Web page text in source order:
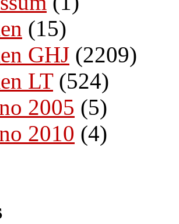
(15)
GHJ (2209)
LT(524)
2005 (5)
2010 (4)